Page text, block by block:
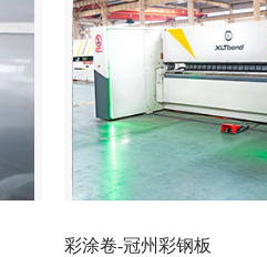
彩涂卷-冠州彩钢板